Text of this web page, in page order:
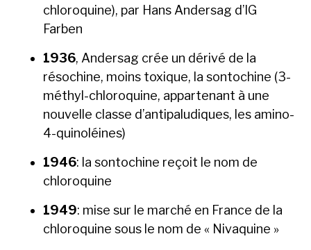
chloroquine), par Hans Andersag d’IG
Farben
1936, Andersag crée un dérivé de la
résochine, moins toxique, la sontochine (3-
méthyl-chloroquine, appartenant à une
nouvelle classe d’antipaludiques, les amino-
4-quinoléines)
1946: la sontochine reçoit le nom de
chloroquine
1949: mise sur le marché en France de la
chloroquine sous le nom de « Nivaquine »